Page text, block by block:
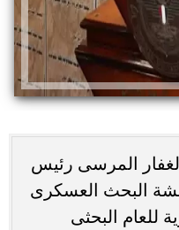
المرسى رئيس
البحث العسكرى
للعام البحثى